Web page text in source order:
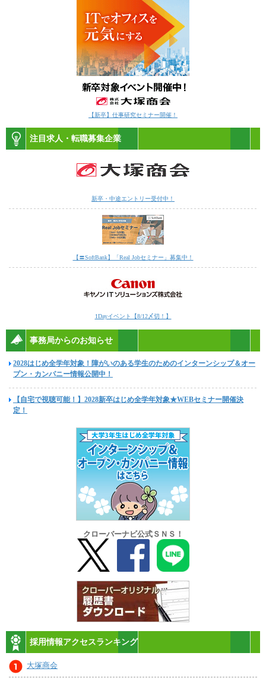
【新卒】仕事研究セミナー開催！
注目求人・転職募集企業
新卒・中途エントリー受付中！
【〓SoftBank】「Real Jobセミナー」募集中！
1Dayイベント【8/12〆切！】
事務局からのお知らせ
2028はじめ全学年対象！障がいのある学生のためのインターンシップ＆オー
プン・カンパニー情報公開中！
【自宅で視聴可能！】2028新卒はじめ全学年対象★WEBセミナー開催決
定！
クローバーナビ公式ＳＮＳ！
採用情報アクセスランキング
大塚商会